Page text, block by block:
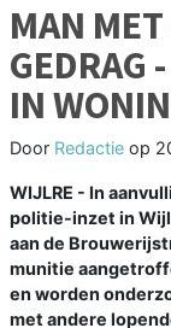
MAN
GEDRAG
IN
Door Redactie op
WIJLRE - In
politie-inzet in
aan de
munitie
en worden
met andere